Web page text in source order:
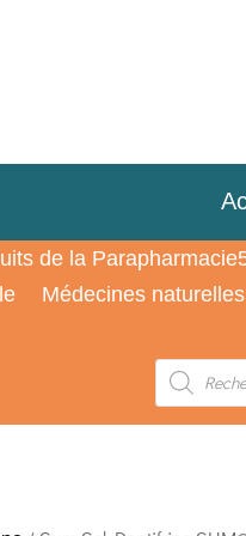
de la
Médecines naturelles
Recherche
produits